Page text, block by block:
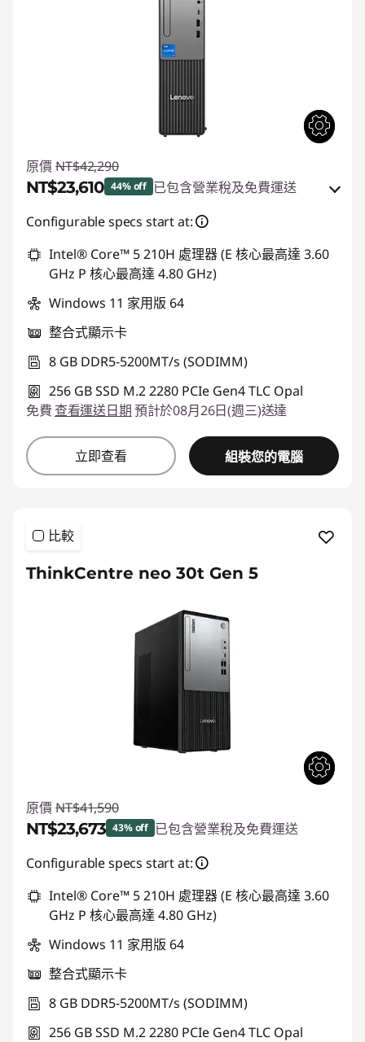
原價 NT$42,290
NT$23,610 44% off 已包含營業稅及免費運送
即時折扣： :-NT$18,296
或
eCoupon 折扣 :-NT$18,680
*以上優惠僅能擇一使用
Configurable specs start at:
Intel® Core™ 5 210H 處理器 (E 核心最高達 3.60
GHz P 核心最高達 4.80 GHz)
Windows 11 家用版 64
整合式顯示卡
8 GB DDR5-5200MT/s (SODIMM)
256 GB SSD M.2 2280 PCIe Gen4 TLC Opal
免費 查看運送日期預計於08月26日(週三)送達
立即查看 組裝您的電腦
比較
ThinkCentre neo 30t Gen 5
原價 NT$41,590
NT$23,673 43% off 已包含營業稅及免費運送
即時折扣： :-NT$17,917
Configurable specs start at:
Intel® Core™ 5 210H 處理器 (E 核心最高達 3.60
GHz P 核心最高達 4.80 GHz)
Windows 11 家用版 64
整合式顯示卡
8 GB DDR5-5200MT/s (SODIMM)
256 GB SSD M.2 2280 PCIe Gen4 TLC Opal